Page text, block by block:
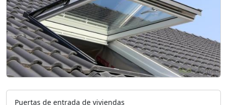
Puertas de entrada de viviendas